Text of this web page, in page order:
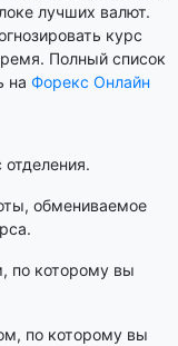
лучших валют.
курс
Полный список
на Форекс Онлайн
обмениваемое
по которому вы
по которому вы